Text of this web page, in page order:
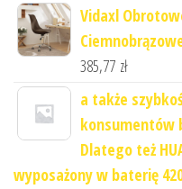
Vidaxl
385,77 zł
a także
konsumentów
Dlatego też
wyposażony w baterię